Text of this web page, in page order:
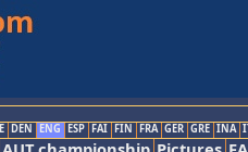
DEN ENG ESP FAI FIN FRA GER GRE INA